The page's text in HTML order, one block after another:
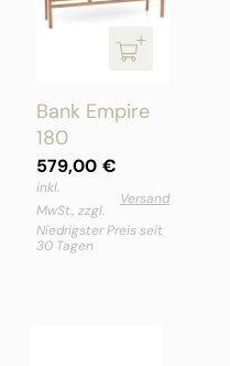
Bank Empire
180
579,00 €
inkl.
MwSt., zzgl.
Versand
Niedrigster Preis seit
30 Tagen